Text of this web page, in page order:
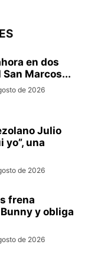
en dos
Marcos...
de 2026
Julio
yo”, una
de 2026
frena
y obliga
de 2026